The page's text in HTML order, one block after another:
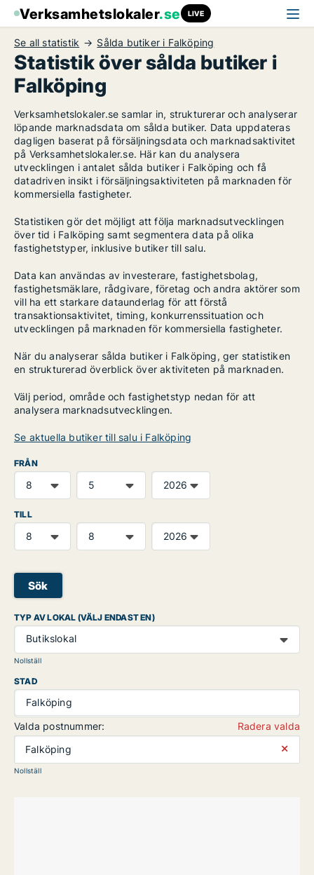
Verksamhetslokaler.se LIVE
Se all statistik Sålda butiker i Falköping
Statistik över sålda butiker i
Falköping
Verksamhetslokaler.se samlar in, strukturerar och analyserar
löpande marknadsdata om sålda butiker. Data uppdateras
dagligen baserat på försäljningsdata och marknadsaktivitet
på Verksamhetslokaler.se. Här kan du analysera
utvecklingen i antalet sålda butiker i Falköping och få
datadriven insikt i försäljningsaktiviteten på marknaden för
kommersiella fastigheter.
Statistiken gör det möjligt att följa marknadsutvecklingen
över tid i Falköping samt segmentera data på olika
fastighetstyper, inklusive butiker till salu.
Data kan användas av investerare, fastighetsbolag,
fastighetsmäklare, rådgivare, företag och andra aktörer som
vill ha ett starkare dataunderlag för att förstå
transaktionsaktivitet, timing, konkurrenssituation och
utvecklingen på marknaden för kommersiella fastigheter.
När du analyserar sålda butiker i Falköping, ger statistiken
en strukturerad överblick över aktiviteten på marknaden.
Välj period, område och fastighetstyp nedan för att
analysera marknadsutvecklingen.
Se aktuella butiker till salu i Falköping
FRÅN
TILL
Sök
TYP AV LOKAL (VÄLJ ENDAST EN)
Butikslokal
Nollställ
STAD
Falköping
Valda postnummer:
Radera valda
Falköping
⨯
Nollställ